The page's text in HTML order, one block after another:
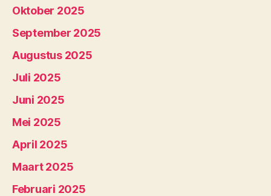
Oktober 2025
September 2025
Augustus 2025
Juli 2025
Juni 2025
Mei 2025
April 2025
Maart 2025
Februari 2025